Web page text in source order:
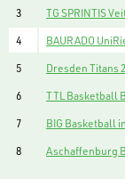
3
TG SPRINTIS
4
BAURADO
5
Dresden Titans 2
6
TTL Basketball
7
BIG Basketball
8
Aschaffenburg